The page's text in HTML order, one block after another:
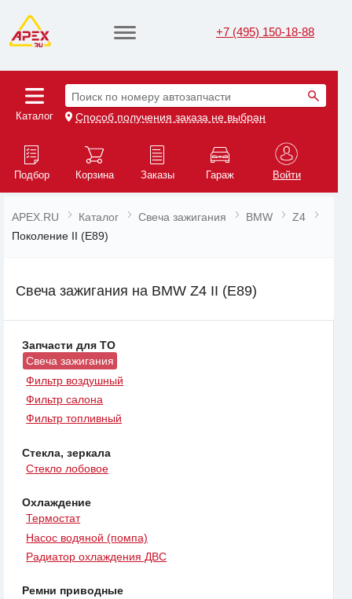
+7 (495) 150-18-88
Каталог
Поиск по номеру автозапчасти
Способ получения заказа не выбран
Подбор Корзина Заказы Гараж Войти
APEX.RU Каталог Свеча зажигания BMW
Z4
Поколение II (E89)
Свеча зажигания на BMW Z4 II (E89)
Запчасти для ТО
Свеча зажигания
Фильтр воздушный
Фильтр салона
Фильтр топливный
Стекла, зеркала
Стекло лобовое
Охлаждение
Термостат
Насос водяной (помпа)
Радиатор охлаждения ДВС
Ремни приводные